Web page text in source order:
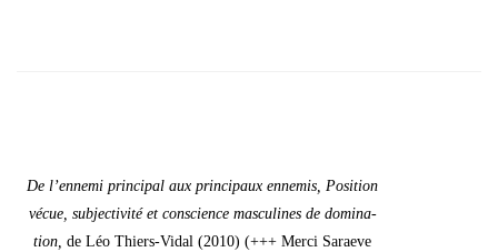
De l’en­ne­mi prin­ci­pal aux prin­ci­paux enne­mis, Posi­tion
vécue, sub­jec­ti­vi­té et conscience mas­cu­lines de domi­na­
tion, de Léo Thiers-Vidal (2010) (+++ Mer­ci Saraeve